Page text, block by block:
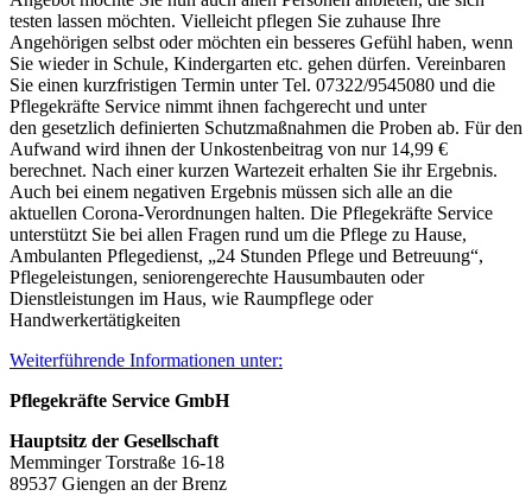
testen lassen möchten. Vielleicht pflegen Sie zuhause Ihre
Angehörigen selbst oder möchten ein besseres Gefühl haben, wenn
Sie wieder in Schule, Kindergarten etc. gehen dürfen. Vereinbaren
Sie einen kurzfristigen Termin unter Tel. 07322/9545080 und die
Pflegekräfte Service nimmt ihnen fachgerecht und unter
den gesetzlich definierten Schutzmaßnahmen die Proben ab. Für den
Aufwand wird ihnen der Unkostenbeitrag von nur 14,99 €
berechnet. Nach einer kurzen Wartezeit erhalten Sie ihr Ergebnis.
Auch bei einem negativen Ergebnis müssen sich alle an die
aktuellen Corona-Verordnungen halten. Die Pflegekräfte Service
unterstützt Sie bei allen Fragen rund um die Pflege zu Hause,
Ambulanten Pflegedienst, „24 Stunden Pflege und Betreuung“,
Pflegeleistungen, seniorengerechte Hausumbauten oder
Dienstleistungen im Haus, wie Raumpflege oder
Handwerkertätigkeiten
Weiterführende Informationen unter:
Pflegekräfte Service GmbH
Hauptsitz der Gesellschaft
Memminger Torstraße 16-18
89537 Giengen an der Brenz